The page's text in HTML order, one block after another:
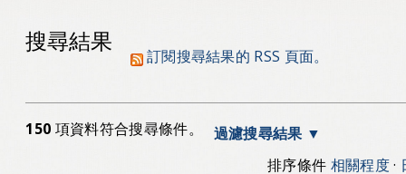
搜尋結果
訂閱搜尋結果的 RSS 頁面。
150 項資料符合搜尋條件。
過濾搜尋結果
排序條件 相關程度·